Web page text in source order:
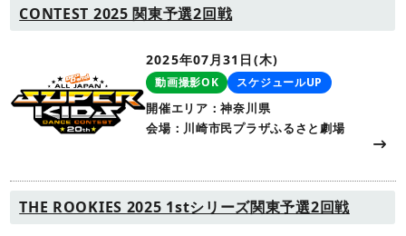
CONTEST 2025 関東予選2回戦
2025年07月31日(木)
動画撮影OK スケジュールUP
開催エリア：神奈川県
会場：川崎市民プラザふるさと劇場
THE ROOKIES 2025 1stシリーズ関東予選2回戦